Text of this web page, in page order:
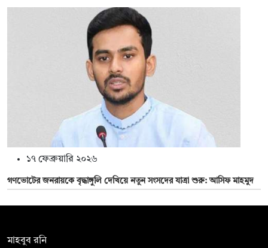
১৭ ফেব্রুয়ারি ২০২৬
গণভোটের জনরায়কে বৃদ্ধাঙ্গুলি দেখিয়ে নতুন সংসদের যাত্রা শুরু: আসিফ মাহমুদ
মাহবুব রনি